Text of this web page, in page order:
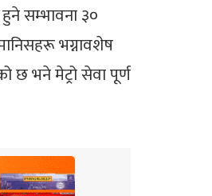
सम्भावना ३०
भग्नावशेष
छ भने मेट्रो सेवा पूर्ण